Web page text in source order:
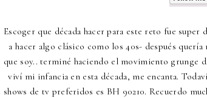
Escoger que década hacer para este reto fue
a hacer algo clásico como los 40s- después
que soy.. terminé haciendo el movimiento grunge
viví mi infancia en esta década, me encanta.
shows de tv preferidos es BH 90210. Recuerdo